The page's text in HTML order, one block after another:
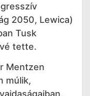
2050, Lewica)
Tusk
tette.
Mentzen
múlik,